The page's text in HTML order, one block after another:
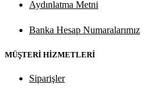
Aydınlatma Metni
Banka Hesap Numaralarımız
MÜŞTERİ HİZMETLERİ
Siparişler